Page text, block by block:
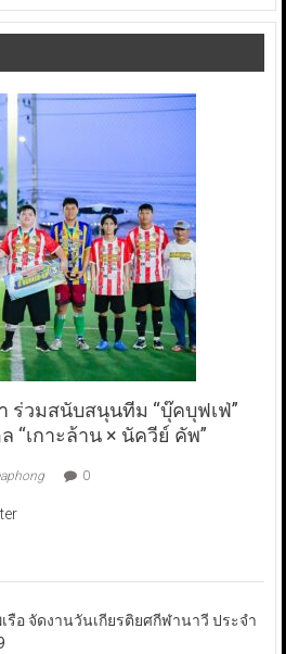
ร่วมสนับสนุนทีม “บุ๊คบุฟเฟ่”
“เกาะล้าน × นัควีย์ คัพ”
0
รือ จัดงานวันเกียรติยศกีฬานาวี ประจำ